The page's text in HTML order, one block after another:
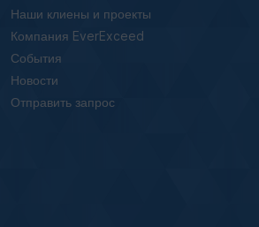
Наши клиены и проекты
Компания EverExceed
События
Новости
Отправить запрос